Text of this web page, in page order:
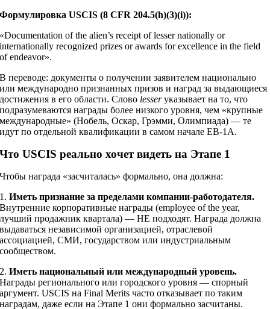
Формулировка USCIS (8 CFR 204.5(h)(3)(i)):
«Documentation of the alien’s receipt of lesser nationally or
internationally recognized prizes or awards for excellence in the field
of endeavor».
В переводе: документы о получении заявителем национально
или международно признанных призов и наград за выдающиеся
достижения в его области. Слово lesserуказывает на то, что
подразумеваются награды более низкого уровня, чем «крупные
международные» (Нобель, Оскар, Грэмми, Олимпиада) — те
идут по отдельной квалификации в самом начале EB-1A.
Что USCIS реально хочет видеть на Этапе 1
Чтобы награда «засчиталась» формально, она должна:
1.Иметь признание за пределами компании-работодателя.
Внутренние корпоративные награды (employee of the year,
лучший продажник квартала) — НЕ подходят. Награда должна
выдаваться независимой организацией, отраслевой
ассоциацией, СМИ, государством или индустриальным
сообществом.
2.Иметь национальный или международный уровень.
Награды регионального или городского уровня — спорный
аргумент. USCIS на Final Merits часто отказывает по таким
наградам, даже если на Этапе 1 они формально засчитаны.